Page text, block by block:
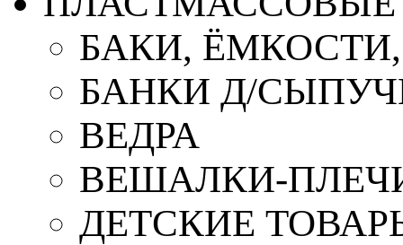
БАКИ,
БАНКИ Д/
ВЕДРА
ВЕШАЛКИ-
ДЕТСКИЕ